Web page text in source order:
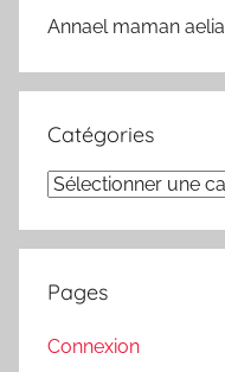
Annael maman aelia
Catégories
Catégories
Pages
Connexion